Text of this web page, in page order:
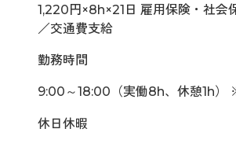
1,220円×8h×21日 雇用保険・社会
／交通費支給
勤務時間
9:00～18:00（実働8h、休憩1h）
休日休暇